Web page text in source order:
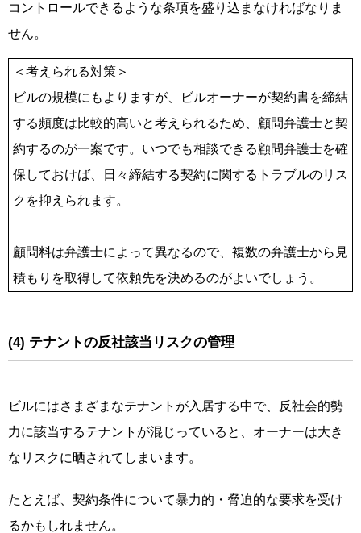
コントロールできるような条項を盛り込まなければなりま
せん。
＜考えられる対策＞
ビルの規模にもよりますが、ビルオーナーが契約書を締結
する頻度は比較的高いと考えられるため、顧問弁護士と契
約するのが一案です。いつでも相談できる顧問弁護士を確
保しておけば、日々締結する契約に関するトラブルのリス
クを抑えられます。
顧問料は弁護士によって異なるので、複数の弁護士から見
積もりを取得して依頼先を決めるのがよいでしょう。
(4) テナントの反社該当リスクの管理
ビルにはさまざまなテナントが入居する中で、反社会的勢
力に該当するテナントが混じっていると、オーナーは大き
なリスクに晒されてしまいます。
たとえば、契約条件について暴力的・脅迫的な要求を受け
るかもしれません。